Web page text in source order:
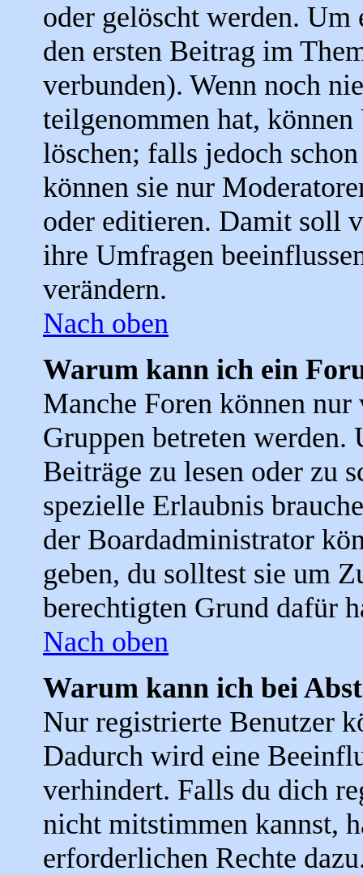
oder gelöscht werden.
den ersten Beitrag im
verbunden). Wenn noch
teilgenommen hat,
löschen; falls jedoch
können sie nur
oder editieren. Damit soll
ihre Umfragen
verändern.
Nach oben
Warum kann ich ein
Manche Foren können
Gruppen betreten
Beiträge zu lesen oder zu
spezielle Erlaubnis
der Boardadministrator
geben, du solltest sie um
berechtigten Grund dafür
Nach oben
Warum kann ich bei
Nur registrierte Benutzer
Dadurch wird eine
verhindert. Falls du dich
nicht mitstimmen kannst,
erforderlichen Rechte